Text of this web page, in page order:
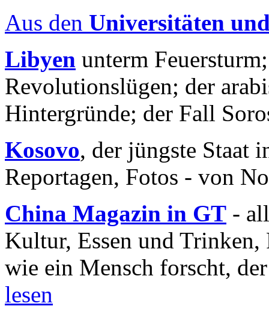
Aus den Universitäten
Libyen unterm
Revolutionslügen; der
Hintergründe; der Fall
Kosovo, der jüngste Staat
Reportagen, Fotos - von
China Magazin in GT -
Kultur, Essen und
wie ein Mensch forscht,
lesen